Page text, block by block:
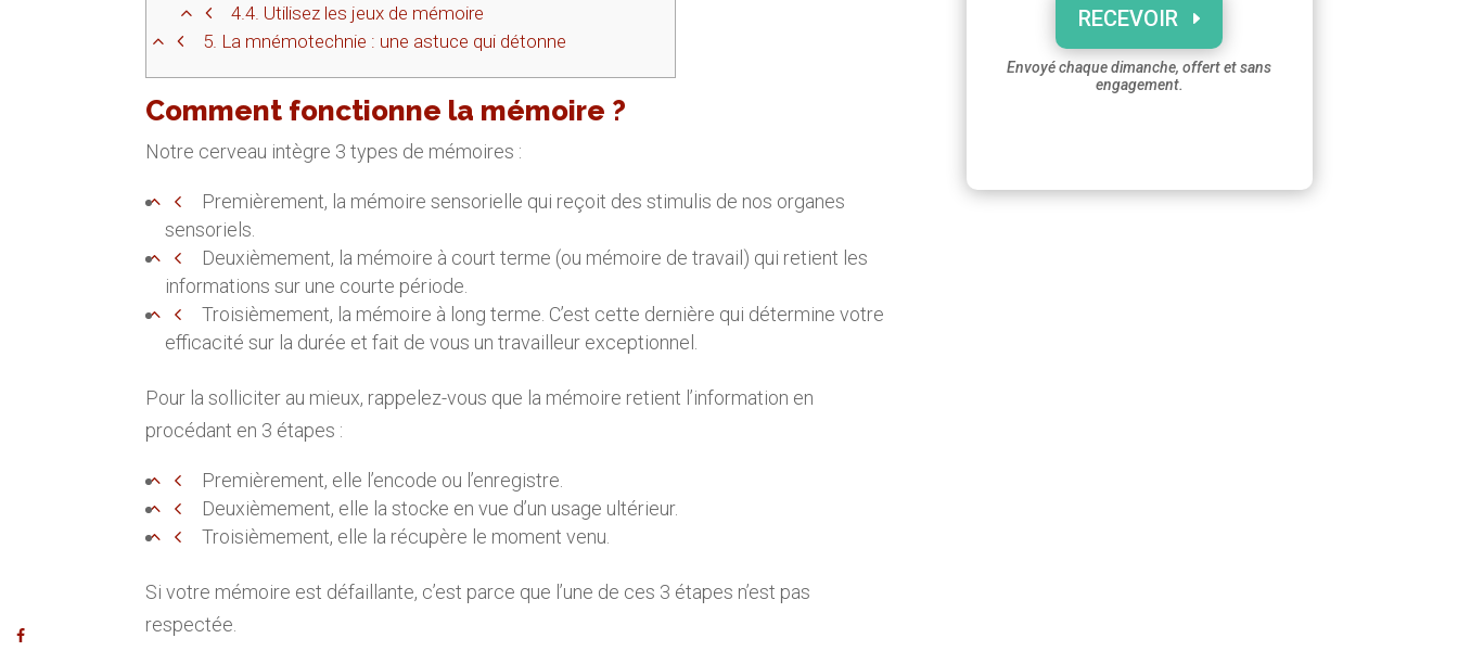
4.4. Utilisez les jeux de mémoire
5. La mnémotechnie : une astuce qui détonne
Comment fonctionne la mémoire ?
Notre cerveau intègre 3 types de mémoires :
Premièrement, la mémoire sensorielle qui reçoit des stimulis de nos organes
sensoriels.
Deuxièmement, la mémoire à court terme (ou mémoire de travail) qui retient les
informations sur une courte période.
Troisièmement, la mémoire à long terme. C’est cette dernière qui détermine votre
efficacité sur la durée et fait de vous un travailleur exceptionnel.
Pour la solliciter au mieux, rappelez-vous que la mémoire retient l’information en
procédant en 3 étapes :
Premièrement, elle l’encode ou l’enregistre.
Deuxièmement, elle la stocke en vue d’un usage ultérieur.
Troisièmement, elle la récupère le moment venu.
Si votre mémoire est défaillante, c’est parce que l’une de ces 3 étapes n’est pas
respectée.
RECEVOIR
Envoyé chaque dimanche, offert et sans
engagement.